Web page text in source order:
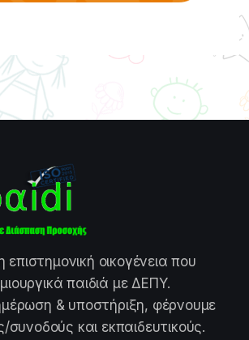
επιστημονική οικογένεια που
παιδιά με ΔΕΠΥ.
& υποστήριξη, φέρνουμε
συνοδούς και εκπαιδευτικούς.